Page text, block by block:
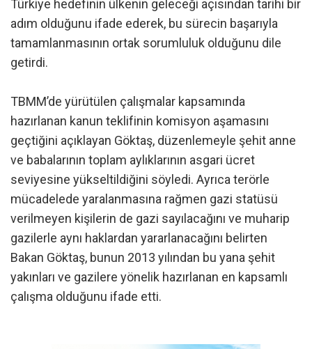
Türkiye hedefinin ülkenin geleceği açısından tarihi bir
adım olduğunu ifade ederek, bu sürecin başarıyla
tamamlanmasının ortak sorumluluk olduğunu dile
getirdi.
TBMM’de yürütülen çalışmalar kapsamında
hazırlanan kanun teklifinin komisyon aşamasını
geçtiğini açıklayan Göktaş, düzenlemeyle şehit anne
ve babalarının toplam aylıklarının asgari ücret
seviyesine yükseltildiğini söyledi. Ayrıca terörle
mücadelede yaralanmasına rağmen gazi statüsü
verilmeyen kişilerin de gazi sayılacağını ve muharip
gazilerle aynı haklardan yararlanacağını belirten
Bakan Göktaş, bunun 2013 yılından bu yana şehit
yakınları ve gazilere yönelik hazırlanan en kapsamlı
çalışma olduğunu ifade etti.